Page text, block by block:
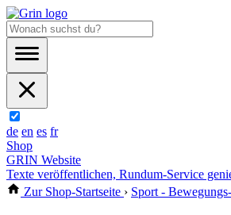
de en es fr
Shop
GRIN Website
Texte veröffentlichen, Rundum-Service
Zur Shop-Startseite › Sport -